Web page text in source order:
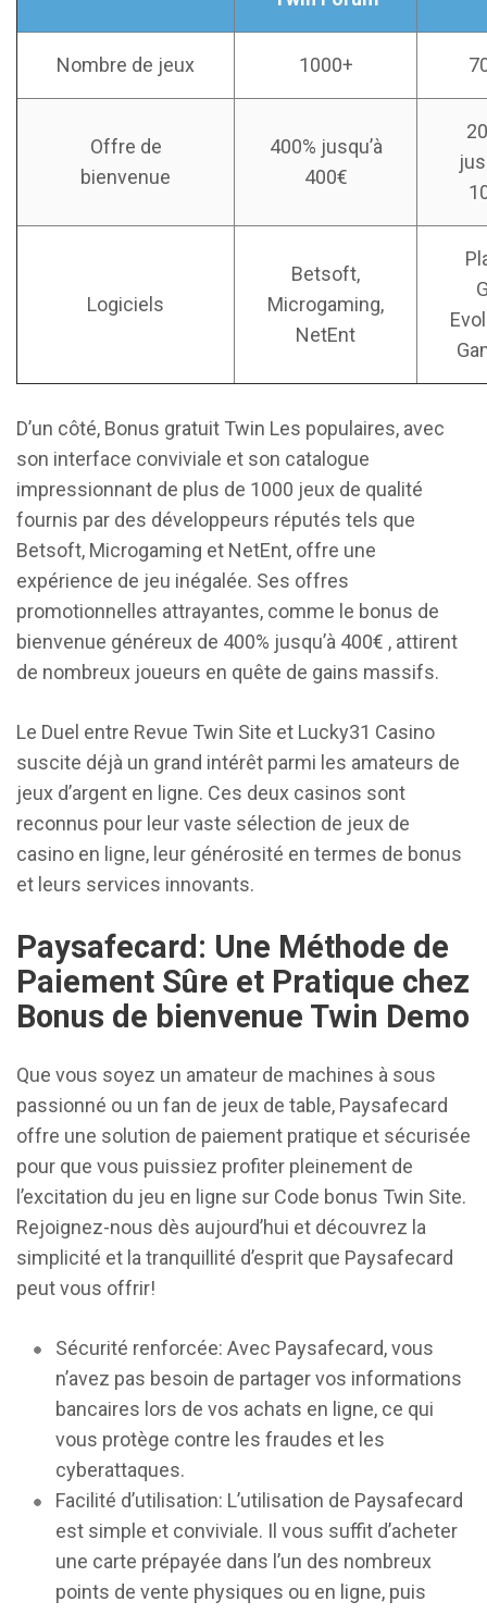
Nombre de jeux 1000+
Offre de
bienvenue
400% jusqu’à
400€
Logiciels
Betsoft,
Microgaming,
NetEnt
D’un côté, Bonus gratuit Twin Les populaires, avec
son interface conviviale et son catalogue
impressionnant de plus de 1000 jeux de qualité
fournis par des développeurs réputés tels que
Betsoft, Microgaming et NetEnt, offre une
expérience de jeu inégalée. Ses offres
promotionnelles attrayantes, comme le bonus de
bienvenue généreux de 400% jusqu’à 400€ , attirent
de nombreux joueurs en quête de gains massifs.
Le Duel entre Revue Twin Site et Lucky31 Casino
suscite déjà un grand intérêt parmi les amateurs de
jeux d’argent en ligne. Ces deux casinos sont
reconnus pour leur vaste sélection de jeux de
casino en ligne, leur générosité en termes de bonus
et leurs services innovants.
Paysafecard: Une Méthode de
Paiement Sûre et Pratique chez
Bonus de bienvenue Twin Demo
Que vous soyez un amateur de machines à sous
passionné ou un fan de jeux de table, Paysafecard
offre une solution de paiement pratique et sécurisée
pour que vous puissiez profiter pleinement de
l’excitation du jeu en ligne sur Code bonus Twin Site.
Rejoignez-nous dès aujourd’hui et découvrez la
simplicité et la tranquillité d’esprit que Paysafecard
peut vous offrir!
Sécurité renforcée: Avec Paysafecard, vous
n’avez pas besoin de partager vos informations
bancaires lors de vos achats en ligne, ce qui
vous protège contre les fraudes et les
cyberattaques.
Facilité d’utilisation: L’utilisation de Paysafecard
est simple et conviviale. Il vous suffit d’acheter
une carte prépayée dans l’un des nombreux
points de vente physiques ou en ligne, puis